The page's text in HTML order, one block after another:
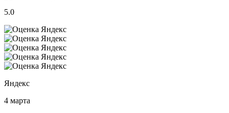
5.0
Яндекс
4 марта